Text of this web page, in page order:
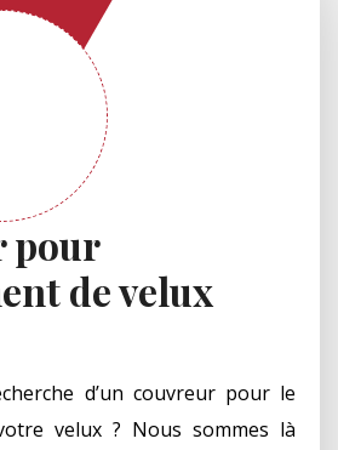
pour
de velux
d’un couvreur pour le
velux ? Nous sommes là